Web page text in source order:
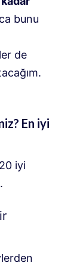
bunu
de
En iyi
iyi